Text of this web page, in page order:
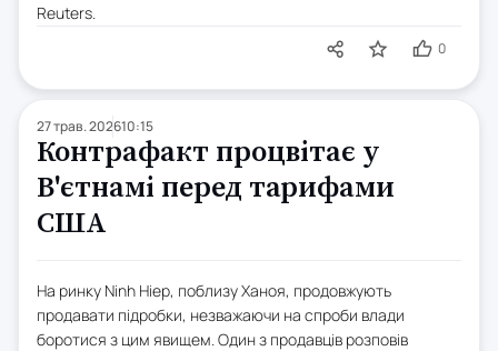
Reuters.
0
27 трав. 202610:15
Контрафакт процвітає у
В'єтнамі перед тарифами
США
На ринку Ninh Hiep, поблизу Ханоя, продовжують
продавати підробки, незважаючи на спроби влади
боротися з цим явищем. Один з продавців розповів